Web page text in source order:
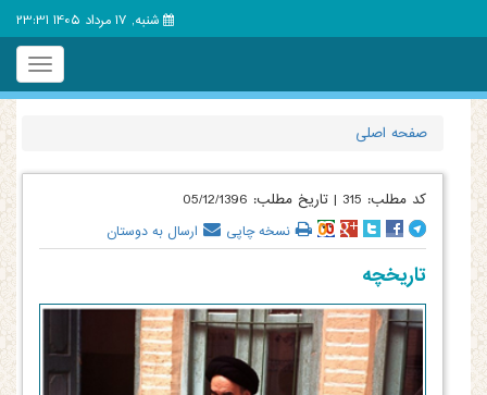
شنبه, 17 مرداد 1405 23:31
Toggle
صفحه اصلی
کد مطلب: 315
| تاریخ مطلب: 05/12/1396
نسخه چاپی ارسال به دوستان
تاریخچه